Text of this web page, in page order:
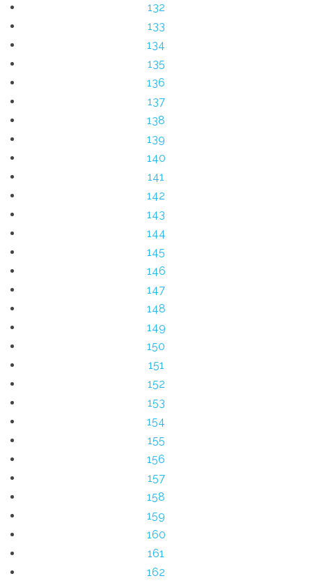
132
133
134
135
136
137
138
139
140
141
142
143
144
145
146
147
148
149
150
151
152
153
154
155
156
157
158
159
160
161
162